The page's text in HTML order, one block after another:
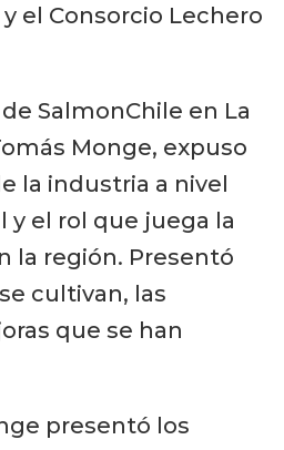
el Consorcio Lechero
SalmonChile en La
Monge, expuso
la industria a nivel
y el rol que juega la
la región. Presentó
cultivan, las
que se han
presentó los